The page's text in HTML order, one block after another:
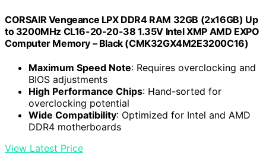
CORSAIR Vengeance LPX DDR4 RAM 32GB (2x16GB) Up
to 3200MHz CL16-20-20-38 1.35V Intel XMP AMD EXPO
Computer Memory – Black (CMK32GX4M2E3200C16)
Maximum Speed Note: Requires overclocking and
BIOS adjustments
High Performance Chips: Hand-sorted for
overclocking potential
Wide Compatibility: Optimized for Intel and AMD
DDR4 motherboards
View Latest Price